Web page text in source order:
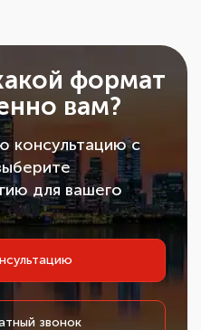
формат
вам?
консультацию с
для вашего
звонок